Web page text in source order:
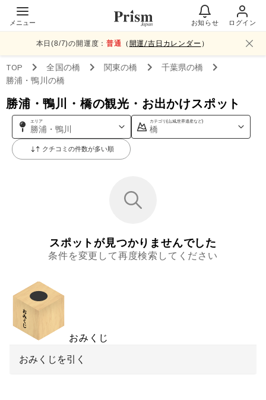
メニュー お知らせ ログイン
本日(8/7)の開運度：普通 （ 開運/吉日カレンダー ）
TOP 全国の橋 関東の橋 千葉県の橋
勝浦・鴨川 の橋
勝浦・鴨川・橋の観光・お出かけスポット
エリア
勝浦・鴨川
カテゴリ(山,城,世界遺産など)
橋
クチコミの件数が多い順
スポットが見つかりませんでした
条件を変更して再度検索してください
おみくじ
おみくじを引く